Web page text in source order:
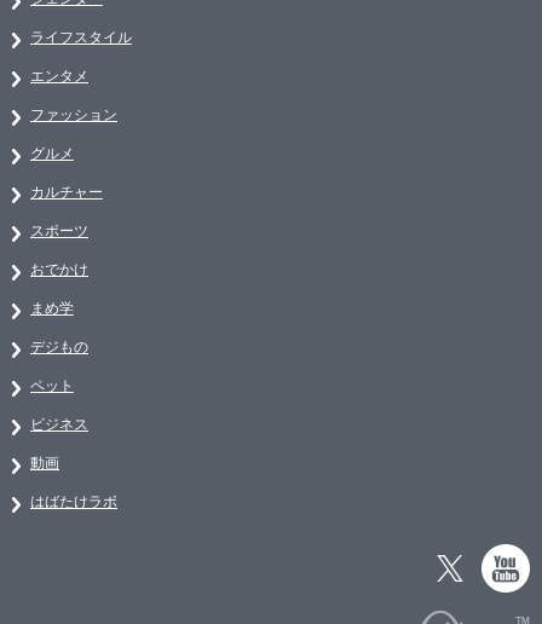
ライフスタイル
エンタメ
ファッション
グルメ
カルチャー
スポーツ
おでかけ
まめ学
デジもの
ペット
ビジネス
動画
はばたけラボ